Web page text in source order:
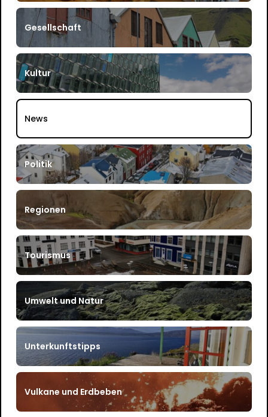
Gesellschaft
Kultur
News
Politik
Regionen
Tourismus
Umwelt und Natur
Unterkunftstipps
Vulkane und Erdbeben